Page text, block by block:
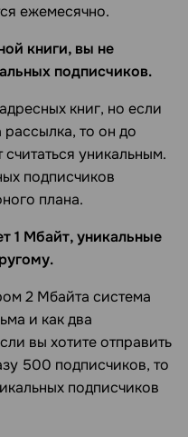
ежемесячно.
книги, вы не
подписчиков.
книг, но если
то он до
уникальным.
подписчиков
плана.
1 Мбайт, уникальные
2 Mбайта система
и как два
вы хотите отправить
500 подписчиков, то
подписчиков